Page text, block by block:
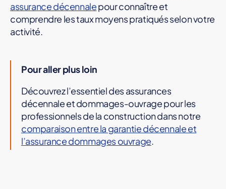
assurance décennalepour connaître et
comprendre les taux moyens pratiqués selon votre
activité.
Pour aller plus loin
Découvrez l’essentiel des assurances
décennale et dommages-ouvrage pour les
professionnels de la construction dans notre
comparaison entre la garantie décennale et
l’assurance dommages ouvrage.